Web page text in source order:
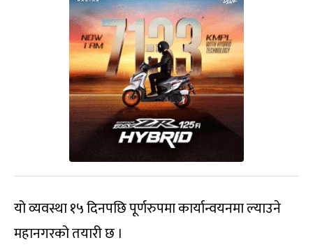
यो व्यवस्था १५ दिनपछि पूर्णरुपमा कार्यान्वयनमा ल्याउने
महानगरको तयारी छ ।